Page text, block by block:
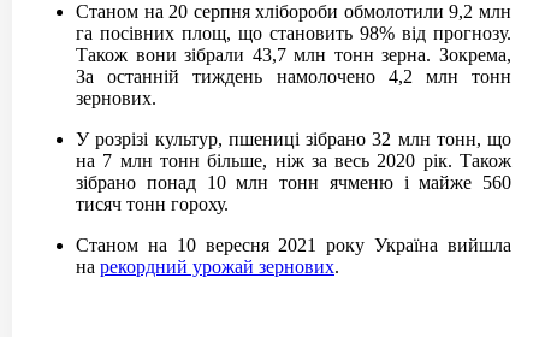
Станом на 20 серпня хлібороби обмолотили 9,2 млн
га посівних площ, що становить 98% від прогнозу.
Також вони зібрали 43,7 млн тонн зерна. Зокрема,
За останній тиждень намолочено 4,2 млн тонн
зернових.
У розрізі культур, пшениці зібрано 32 млн тонн, що
на 7 млн тонн більше, ніж за весь 2020 рік. Також
зібрано понад 10 млн тонн ячменю і майже 560
тисяч тонн гороху.
Станом на 10 вересня 2021 року Україна вийшла
на рекордний урожай зернових.